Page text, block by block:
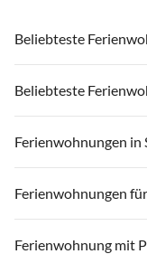
Beliebteste
Ferienwohnungen in
Ferienwohnungen in
Ferienwohnungen in
Ferienwohnungen in
Ferienwohnungen in
Beliebteste
Ferienwohnungen in
Ferienwohnungen in
Ferienwohnungen in
Ferienwohnungen in
Ferienwohnungen in
Ferienwohnungen in
Ferienwohnungen
Ferienwohnungen für
Ferienwohnung mit